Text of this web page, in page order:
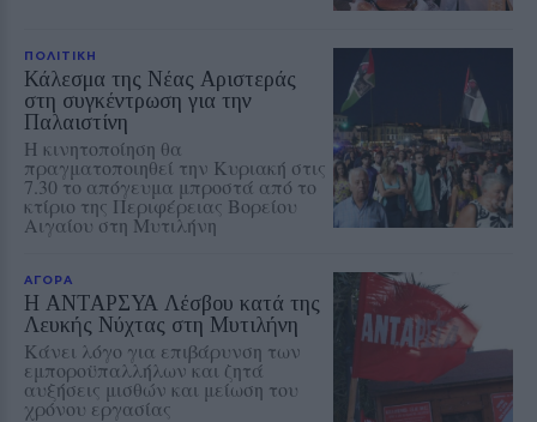
ΠΟΛΙΤΙΚΗ
Κάλεσμα της Νέας Αριστεράς
στη συγκέντρωση για την
Παλαιστίνη
Η κινητοποίηση θα
πραγματοποιηθεί την Κυριακή στις
7.30 το απόγευμα μπροστά από το
κτίριο της Περιφέρειας Βορείου
Αιγαίου στη Μυτιλήνη
ΑΓΟΡΑ
Η ΑΝΤΑΡΣΥΑ Λέσβου κατά της
Λευκής Νύχτας στη Μυτιλήνη
Κάνει λόγο για επιβάρυνση των
εμποροϋπαλλήλων και ζητά
αυξήσεις μισθών και μείωση του
χρόνου εργασίας